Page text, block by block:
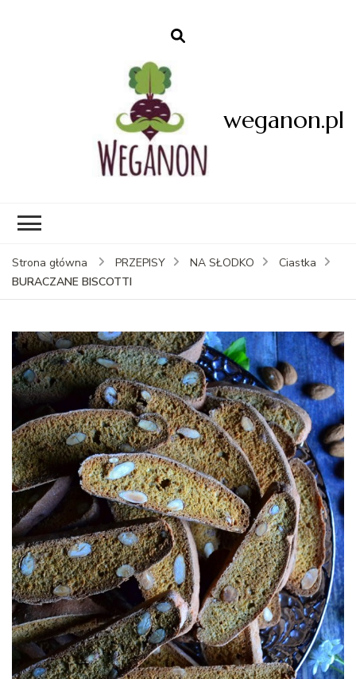
weganon.pl
Strona główna PRZEPISY NA SŁODKO
Ciastka
BURACZANE BISCOTTI